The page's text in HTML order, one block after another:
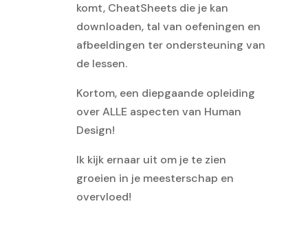
komt, CheatSheets die je kan
downloaden, tal van oefeningen en
afbeeldingen ter ondersteuning van
de lessen.
Kortom, een diepgaande opleiding
over ALLE aspecten van Human
Design!
Ik kijk ernaar uit om je te zien
groeien in je meesterschap en
overvloed!